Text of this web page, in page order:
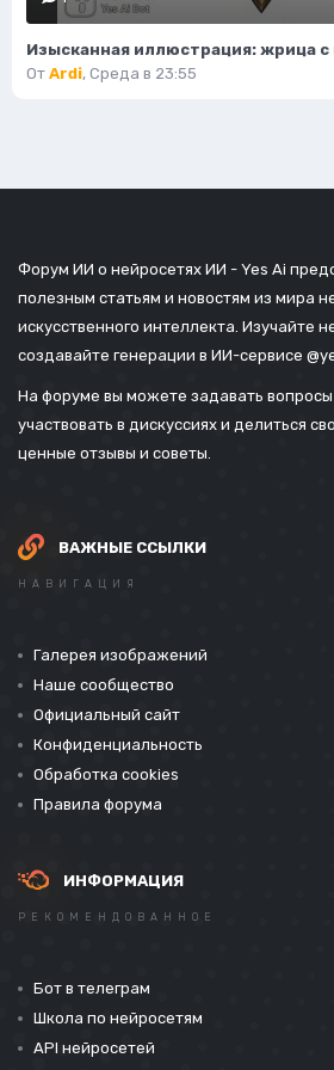
От Ardi, Среда в 23:55
Форум ИИ о нейросетях ИИ - Yes Ai
полезным статьям и новостям из мира
искусственного интеллекта. Изучайте
создавайте генерации в ИИ-сервисе
На форуме вы можете задавать
участвовать в дискуссиях и делиться
ценные отзывы и советы.
ВАЖНЫЕ ССЫЛКИ
НАВИГАЦИЯ
Галерея изображений
Наше сообщество
Официальный сайт
Конфиденциальность
Обработка cookies
Правила форума
ИНФОРМАЦИЯ
РЕКОМЕНДОВАННОЕ
Бот в телеграм
Школа по нейросетям
API нейросетей